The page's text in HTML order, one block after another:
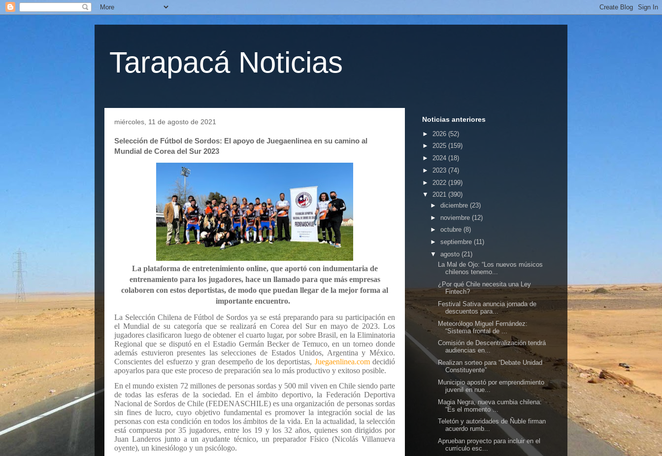
Tarapacá Noticias
miércoles, 11 de agosto de 2021
Selección de Fútbol de Sordos: El apoyo de Juegaenlinea en su camino al
Mundial de Corea del Sur 2023
La plataforma de entretenimiento online, que aportó con indumentaria de
entrenamiento para los jugadores, hace un llamado para que más empresas
colaboren con estos deportistas, de modo que puedan llegar de la mejor forma al
importante encuentro.
La Selección Chilena de Fútbol de Sordos ya se está preparando para su participación en
el Mundial de su categoría que se realizará en Corea del Sur en mayo de 2023. Los
jugadores clasificaron luego de obtener el cuarto lugar, por sobre Brasil, en la Eliminatoria
Regional que se disputó en el Estadio Germán Becker de Temuco, en un torneo donde
además estuvieron presentes las selecciones de Estados Unidos, Argentina y México.
Conscientes del esfuerzo y gran desempeño de los deportistas, Juegaenlinea.comdecidió
apoyarlos para que este proceso de preparación sea lo más productivo y exitoso posible.
En el mundo existen 72 millones de personas sordas y 500 mil viven en Chile siendo parte
de todas las esferas de la sociedad. En el ámbito deportivo, la Federación Deportiva
Nacional de Sordos de Chile (FEDENASCHILE) es una organización de personas sordas
sin fines de lucro, cuyo objetivo fundamental es promover la integración social de las
personas con esta condición en todos los ámbitos de la vida. En la actualidad, la selección
está compuesta por 35 jugadores, entre los 19 y los 32 años, quienes son dirigidos por
Juan Landeros junto a un ayudante técnico, un preparador Físico (Nicolás Villanueva
oyente), un kinesiólogo y un psicólogo.
Noticias anteriores
► 2026 (52)
► 2025 (159)
► 2024 (18)
► 2023 (74)
► 2022 (199)
▼ 2021 (390)
► diciembre (23)
► noviembre (12)
► octubre (8)
► septiembre (11)
▼ agosto (21)
La Mal de Ojo: “Los nuevos músicos
chilenos tenemo...
¿Por qué Chile necesita una Ley
Fintech?
Festival Sativa anuncia jornada de
descuentos para...
Meteorólogo Miguel Fernández:
“Sistema frontal de ...
Comisión de Descentralización tendrá
audiencias en...
Realizan sorteo para “Debate Unidad
Constituyente”
Municipio apostó por emprendimiento
juvenil en nue...
Magia Negra, nueva cumbia chilena:
“Es el momento ...
Teletón y autoridades de Ñuble firman
acuerdo rumb...
Aprueban proyecto para incluir en el
currículo esc...